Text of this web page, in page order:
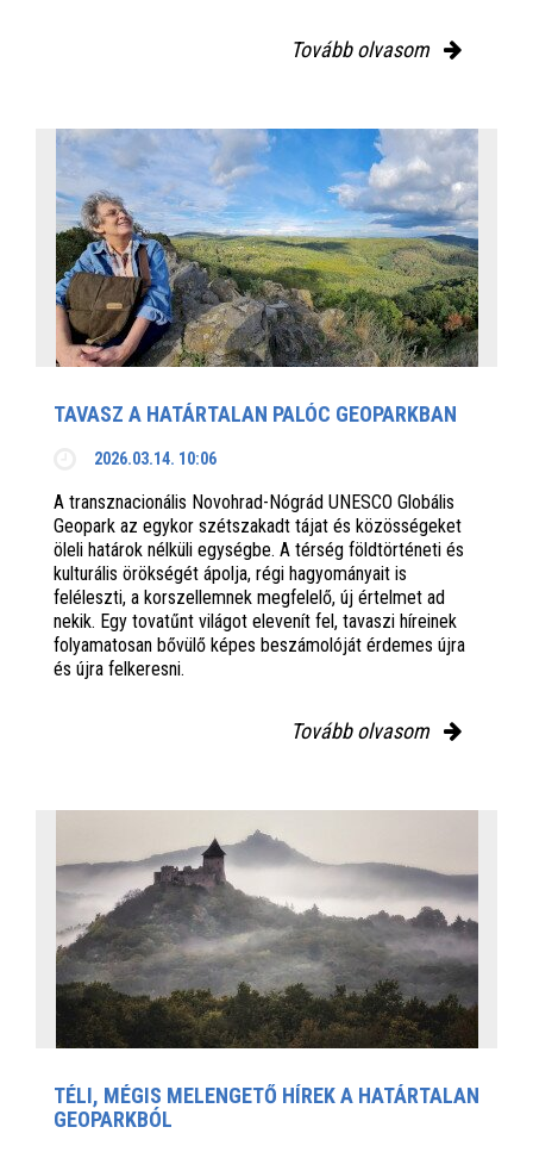
Tovább olvasom
TAVASZ A HATÁRTALAN PALÓC GEOPARKBAN
2026.03.14. 10:06
A transznacionális Novohrad-Nógrád UNESCO Globális
Geopark az egykor szétszakadt tájat és közösségeket
öleli határok nélküli egységbe. A térség földtörténeti és
kulturális örökségét ápolja, régi hagyományait is
feléleszti, a korszellemnek megfelelő, új értelmet ad
nekik. Egy tovatűnt világot elevenít fel, tavaszi híreinek
folyamatosan bővülő képes beszámolóját érdemes újra
és újra felkeresni.
Tovább olvasom
TÉLI, MÉGIS MELENGETŐ HÍREK A HATÁRTALAN
GEOPARKBÓL